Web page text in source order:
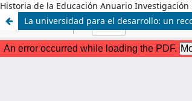
Historia de la Educación Anuario
La universidad para el desarrollo: un